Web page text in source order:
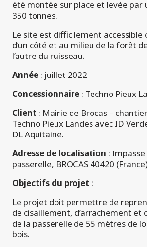
été montée sur place et levée par
350 tonnes.
Le site est difficilement accessible
d’un côté et au milieu de la forêt
l’autre du ruisseau.
Année : juillet 2022
Concessionnaire : Techno Pieux
Client : Mairie de Brocas –
Techno Pieux Landes avec ID
DL Aquitaine.
Adresse de localisation : Impasse
passerelle, BROCAS 40420 (France)
Objectifs du projet :
Le projet doit permettre de
de cisaillement, d’arrachement et
de la passerelle de 55 mètres de
bois.